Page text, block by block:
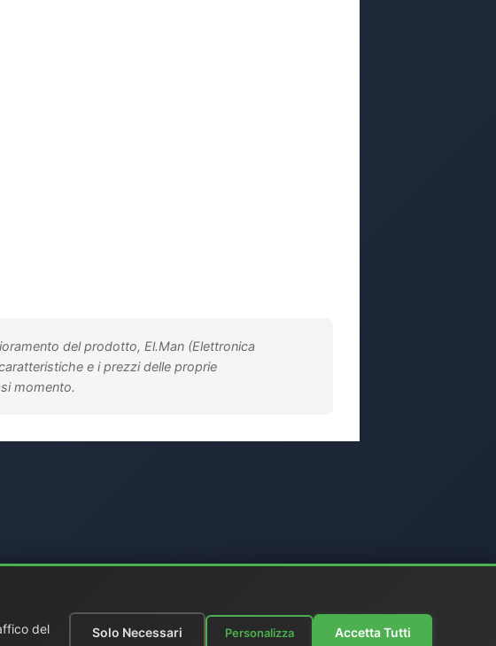
del prodotto, El.Man (Elettronica
e i prezzi delle proprie
momento.
del
Solo Necessari Personalizza Accetta Tutti